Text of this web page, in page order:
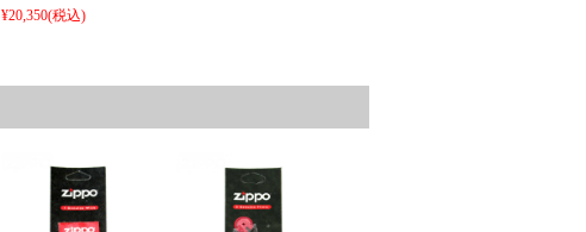
¥20,350(税込)